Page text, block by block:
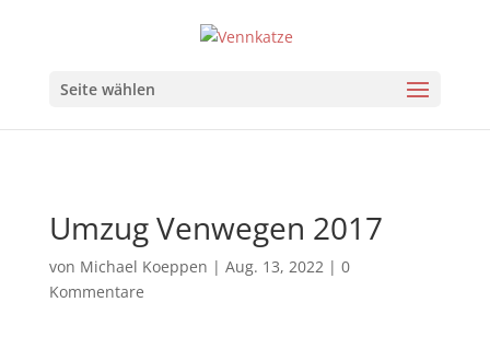
Seite wählen
Umzug Venwegen 2017
von Michael Koeppen | Aug. 13, 2022| 0
Kommentare